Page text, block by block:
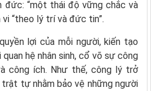
đức: “một thái độ vững chắc và
vi “theo lý trí và đức tin”.
lợi của mỗi người, kiến tạo
hệ nhân sinh, cổ võ sự công
công ích. Như thế, công lý trở
tự nhằm bảo vệ những người